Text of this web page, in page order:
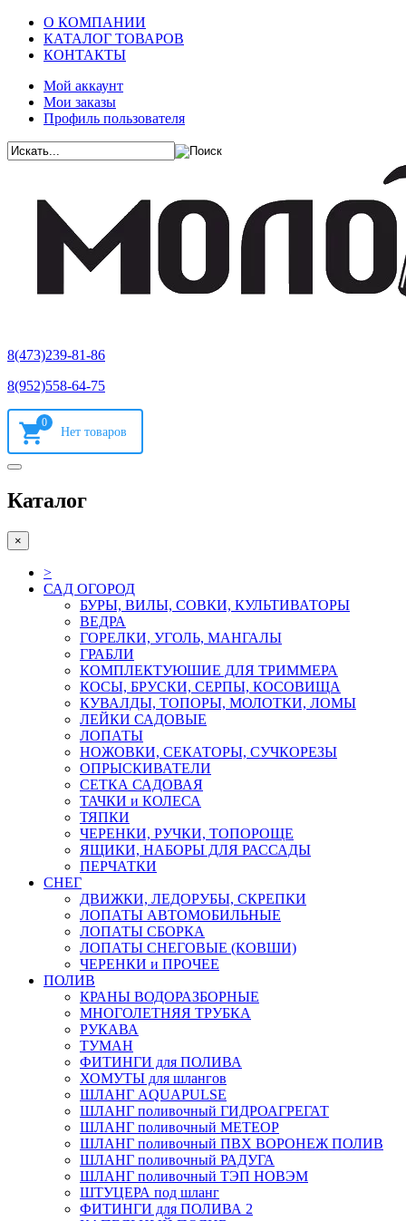
О КОМПАНИИ
КАТАЛОГ ТОВАРОВ
КОНТАКТЫ
Мой аккаунт
Мои заказы
Профиль пользователя
8(473)239-81-86
8(952)558-64-75
0
Каталог
×
>
САД ОГОРОД
БУРЫ, ВИЛЫ, СОВКИ, КУЛЬТИВАТОРЫ
ВЕДРА
ГОРЕЛКИ, УГОЛЬ, МАНГАЛЫ
ГРАБЛИ
КОМПЛЕКТУЮШИЕ ДЛЯ ТРИММЕРА
КОСЫ, БРУСКИ, СЕРПЫ, КОСОВИЩА
КУВАЛДЫ, ТОПОРЫ, МОЛОТКИ, ЛОМЫ
ЛЕЙКИ САДОВЫЕ
ЛОПАТЫ
НОЖОВКИ, СЕКАТОРЫ, СУЧКОРЕЗЫ
ОПРЫСКИВАТЕЛИ
СЕТКА САДОВАЯ
ТАЧКИ и КОЛЕСА
ТЯПКИ
ЧЕРЕНКИ, РУЧКИ, ТОПОРОЩЕ
ЯЩИКИ, НАБОРЫ ДЛЯ РАССАДЫ
ПЕРЧАТКИ
СНЕГ
ДВИЖКИ, ЛЕДОРУБЫ, СКРЕПКИ
ЛОПАТЫ АВТОМОБИЛЬНЫЕ
ЛОПАТЫ СБОРКА
ЛОПАТЫ СНЕГОВЫЕ (КОВШИ)
ЧЕРЕНКИ и ПРОЧЕЕ
ПОЛИВ
КРАНЫ ВОДОРАЗБОРНЫЕ
МНОГОЛЕТНЯЯ ТРУБКА
РУКАВА
ТУМАН
ФИТИНГИ для ПОЛИВА
ХОМУТЫ для шлангов
ШЛАНГ AQUAPULSE
ШЛАНГ поливочный ГИДРОАГРЕГАТ
ШЛАНГ поливочный МЕТЕОР
ШЛАНГ поливочный ПВХ ВОРОНЕЖ ПОЛИВ
ШЛАНГ поливочный РАДУГА
ШЛАНГ поливочный ТЭП НОВЭМ
ШТУЦЕРА под шланг
ФИТИНГИ для ПОЛИВА 2